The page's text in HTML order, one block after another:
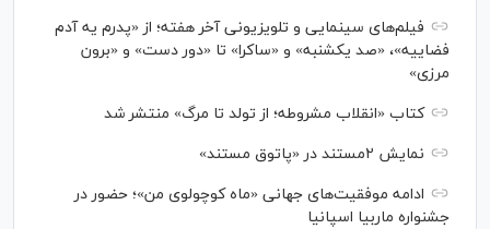
فیلم‌های سینمایی و تلویزیونی آخر هفته؛ از «پدرم یه آدم
فضاییه»، «صد یکشنبه» و «ساکرا» تا «دور دست» و «برون
مرزی»
کتاب «انقلاب مشروطه؛ از تولد تا مرگ» منتشر شد
نمایش ۲مستند در «پاتوق مستند»
ادامه موفقیت‌های جهانی «ماه کوچولوی من»؛ حضور در
جشنواره ماربیا اسپانیا